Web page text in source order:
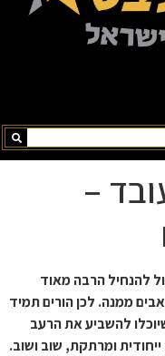
–
להנחיל הרבה מאוד
ממנה. לכן הורים תמיד
להשביע את הרעב
ומרתקת, שוב ושוב.